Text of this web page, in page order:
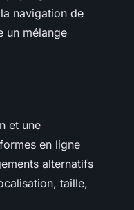
navigation de
un mélange
et une
en ligne
alternatifs
taille,